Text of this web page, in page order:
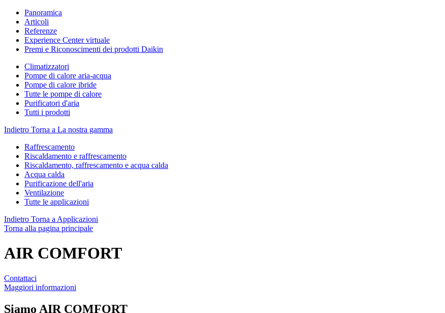
Panoramica
Articoli
Referenze
Experience Center virtuale
Premi e Riconoscimenti dei prodotti Daikin
Climatizzatori
Pompe di calore aria-acqua
Pompe di calore ibride
Tutte le pompe di calore
Purificatori d'aria
Tutti i prodotti
Indietro Torna a La nostra gamma
Raffrescamento
Riscaldamento e raffrescamento
Riscaldamento, raffrescamento e acqua calda
Acqua calda
Purificazione dell'aria
Ventilazione
Tutte le applicazioni
Indietro Torna a Applicazioni
Torna alla pagina principale
AIR COMFORT
Contattaci
Maggiori informazioni
Siamo AIR COMFORT